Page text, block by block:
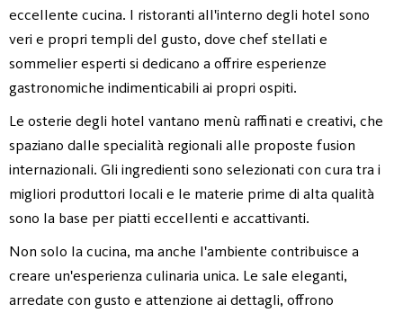
eccellente cucina. I ristoranti all'interno degli hotel sono
veri e propri templi del gusto, dove chef stellati e
sommelier esperti si dedicano a offrire esperienze
gastronomiche indimenticabili ai propri ospiti.
Le osterie degli hotel vantano menù raffinati e creativi, che
spaziano dalle specialità regionali alle proposte fusion
internazionali. Gli ingredienti sono selezionati con cura tra i
migliori produttori locali e le materie prime di alta qualità
sono la base per piatti eccellenti e accattivanti.
Non solo la cucina, ma anche l'ambiente contribuisce a
creare un'esperienza culinaria unica. Le sale eleganti,
arredate con gusto e attenzione ai dettagli, offrono